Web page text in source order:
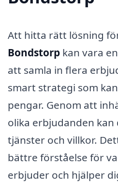
Att hitta rätt lösning
Bondstorp kan vara
att samla in flera
smart strategi som
pengar. Genom att
olika erbjudanden kan
tjänster och villkor.
bättre förståelse för
erbjuder och hjälper